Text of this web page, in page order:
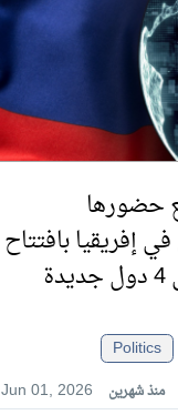
حضورها
إفريقيا بافتتاح
Politics
Jun 01, 2026
منذ شهرين